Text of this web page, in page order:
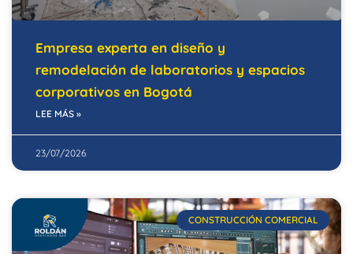
Empresa experta en diseño y
remodelación de laboratorios y espacios
corporativos en Bogotá
LEE MÁS »
23/07/2026
CONSTRUCCIÓN COMERCIAL